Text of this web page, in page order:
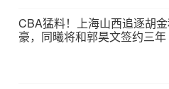
CBA猛料！上海山西追逐胡
豪，同曦将和郭昊文签约三年